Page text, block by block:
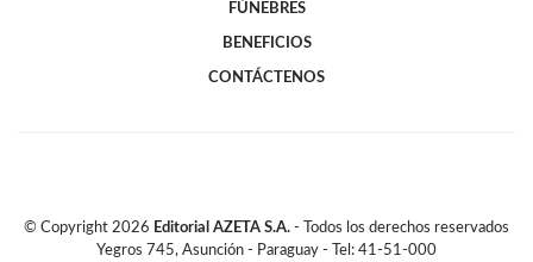
FÚNEBRES
BENEFICIOS
CONTÁCTENOS
© Copyright 2026 Editorial AZETA S.A. - Todos los derechos reservados
Yegros 745, Asunción - Paraguay - Tel: 41-51-000